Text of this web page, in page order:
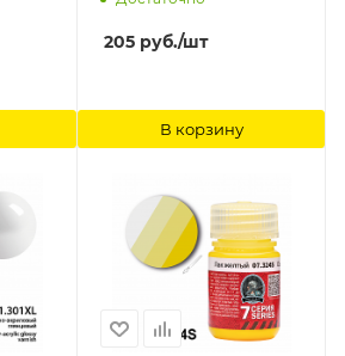
205 руб./шт
В корзину